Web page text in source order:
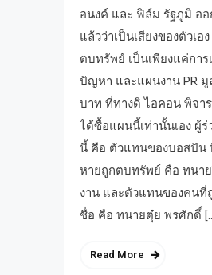
อนงค์ และ ฟิล์ม รัฐภูมิ อ
แล้วว่าเป็นเสียงของตัวเอ
ตบทรัพย์ เป็นเพียงแค่กา
ปัญหา และแผนงาน PR มู
บาท ที่ทางดิ ไอคอน พิจา
ได้ซื้อแผนนี้เท่านั้นเอง ผู้ร่
นี้ คือ ตัวแทนของบอสปัน
หายถูกตบทรัพย์ คือ ทนาย
งาน และตัวแทนของคนที่
ชื่อ คือ ทนายตุ๋ย พรศักดิ์
Read More